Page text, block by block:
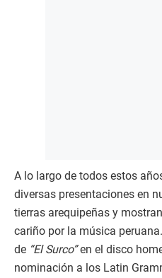
A lo largo de todos estos
diversas presentaciones en
tierras arequipeñas y
cariño por la música
de “El Surco”en el disco
nominación a los Latin